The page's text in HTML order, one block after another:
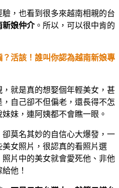
，也看到很多來越南相親的台
新娘仲介。所以，可以很中肯的
活該！誰叫你認為越南新娘專
就是真的想娶個年輕美女，甚
自己卻不但偏老，還長得不怎
妹，連阿姨都不會瞧一眼。
莫名其妙的自信心大爆發，一
女照片，很認真的看照片選
片中的美女就會愛死他、非他
他！